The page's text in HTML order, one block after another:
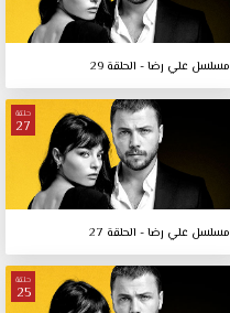
مسلسل علي رضا - الحلقة 29
حلقة
27
مسلسل علي رضا - الحلقة 27
حلقة
25